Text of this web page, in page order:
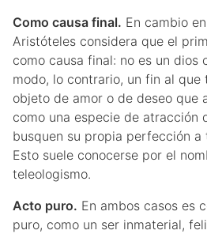
Como causa final. En cambio
Aristóteles considera que el
como causa final: no es un dios
modo, lo contrario, un fin al que
objeto de amor o de deseo que
como una especie de atracción
busquen su propia perfección a
Esto suele conocerse por el
teleologismo.
Acto puro. En ambos casos es
puro, como un ser inmaterial,